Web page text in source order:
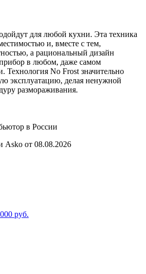
для любой кухни. Эта техника
и, вместе с тем,
а рациональный дизайн
прибор в любом, даже самом
No Frost значительно
эксплуатацию, делая ненужной
размораживания.
в России
Asko от 08.08.2026
руб.